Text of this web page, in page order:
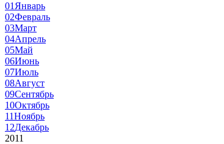
01 Январь
02Февраль
03Март
04Апрель
05Май
06Июнь
07Июль
08Август
09Сентябрь
10Октябрь
11Ноябрь
12Декабрь
2011